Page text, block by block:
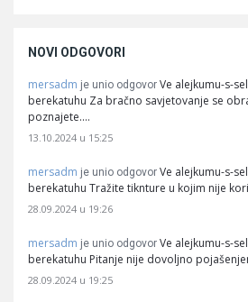
NOVI ODGOVORI
mersadm je unio odgovor Ve alejkumu-s-
berekatuhu Za bračno savjetovanje se
poznajete.…
13.10.2024 u 15:25
mersadm je unio odgovor Ve alejkumu-s-
berekatuhu Tražite tiknture u kojim nije
28.09.2024 u 19:26
mersadm je unio odgovor Ve alejkumu-s-
berekatuhu Pitanje nije dovoljno
28.09.2024 u 19:25